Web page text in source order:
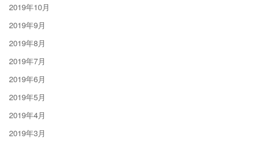
2019年10月
2019年9月
2019年8月
2019年7月
2019年6月
2019年5月
2019年4月
2019年3月